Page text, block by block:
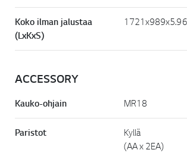
Koko ilman jalustaa
(LxKxS)
1721x989x5.96
ACCESSORY
Kauko-ohjain MR18
Paristot
Kyllä
(AA x 2EA)